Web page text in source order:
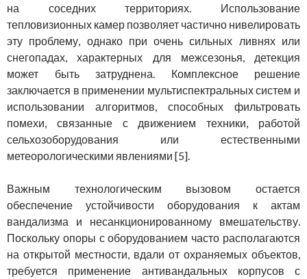
на соседних территориях. Использование
тепловизионных камер позволяет частично нивелировать
эту проблему, однако при очень сильных ливнях или
снегопадах, характерных для межсезонья, детекция
может быть затруднена. Комплексное решение
заключается в применении мультиспектральных систем и
использовании алгоритмов, способных фильтровать
помехи, связанные с движением техники, работой
сельхозоборудования или естественными
метеорологическими явлениями [5].
Важным технологическим вызовом остается
обеспечение устойчивости оборудования к актам
вандализма и несанкционированному вмешательству.
Поскольку опоры с оборудованием часто располагаются
на открытой местности, вдали от охраняемых объектов,
требуется применение антивандальных корпусов с